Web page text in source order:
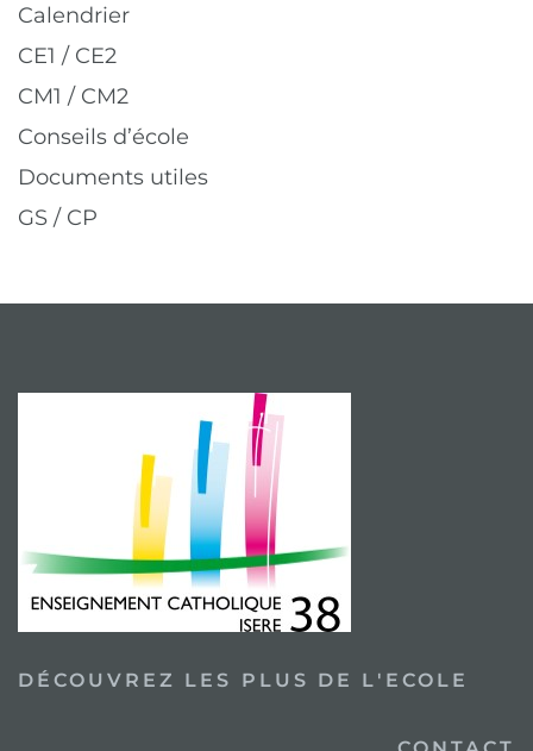
Calendrier
CE1 / CE2
CM1 / CM2
Conseils d’école
Documents utiles
GS / CP
DÉCOUVREZ LES PLUS DE L'ECOLE